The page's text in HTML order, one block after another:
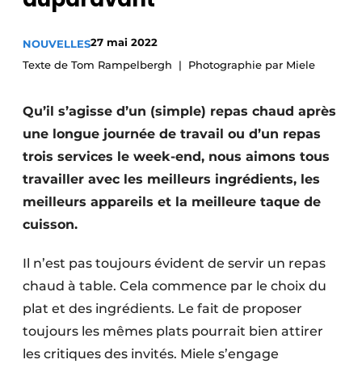
NOUVELLES27 mai 2022
Texte de Tom Rampelbergh
Photographie par Miele
Qu’il s’agisse d’un (simple) repas chaud après
une longue journée de travail ou d’un repas
trois services le week-end, nous aimons tous
travailler avec les meilleurs ingrédients, les
meilleurs appareils et la meilleure taque de
cuisson.
Il n’est pas toujours évident de servir un repas
chaud à table. Cela commence par le choix du
plat et des ingrédients. Le fait de proposer
toujours les mêmes plats pourrait bien attirer
les critiques des invités. Miele s’engage